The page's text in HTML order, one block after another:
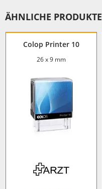
ÄHNLICHE PRODUKTE
Colop Printer 10
26 x 9 mm